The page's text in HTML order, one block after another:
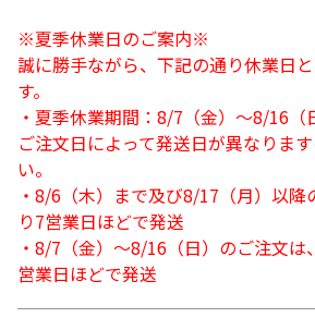
※夏季休業日のご案内※
誠に勝手ながら、下記の通り休業日
す。
・夏季休業期間：8/7（金）～8/16（
ご注文日によって発送日が異なりま
い。
・8/6（木）まで及び8/17（月）以
り7営業日ほどで発送
・8/7（金）～8/16（日）のご注文
営業日ほどで発送